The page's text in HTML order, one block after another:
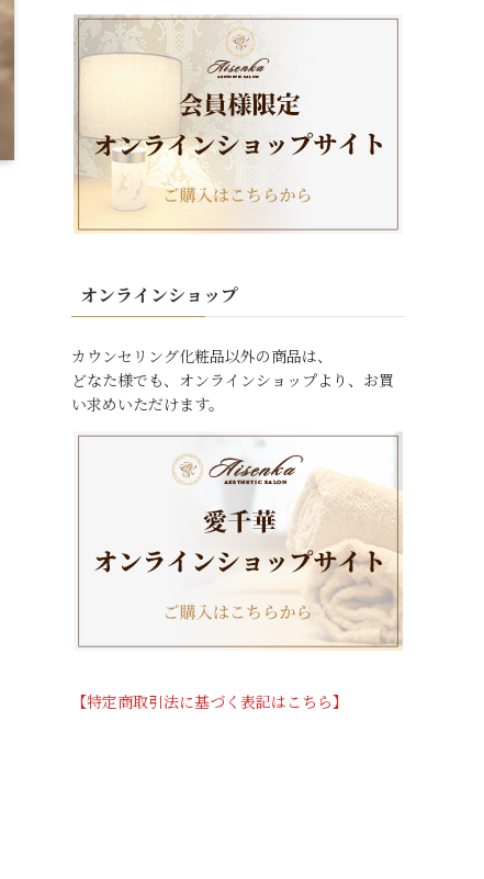
オンラインショップ
カウンセリング化粧品以外の商品は、
どなた様でも、オンラインショップより、お買
い求めいただけます。
【特定商取引法に基づく表記はこちら】